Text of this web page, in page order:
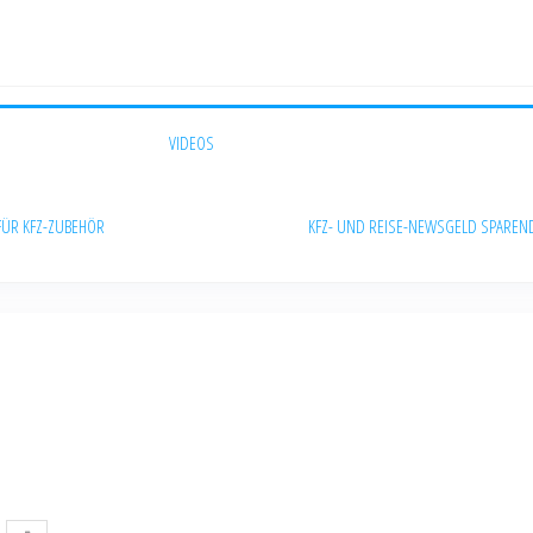
KFZ-ZUBEHÖR
VIDEOS
KFZ- UND REISE-NEWSGELD SPAREN